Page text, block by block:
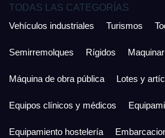
TODAS LAS CATEGORÍAS
Vehículos industriales
Turismos
Semirremolques Rígidos
Máquina de obra pública Lotes y
Equipos clínicos y médicos
Equipamiento hostelería